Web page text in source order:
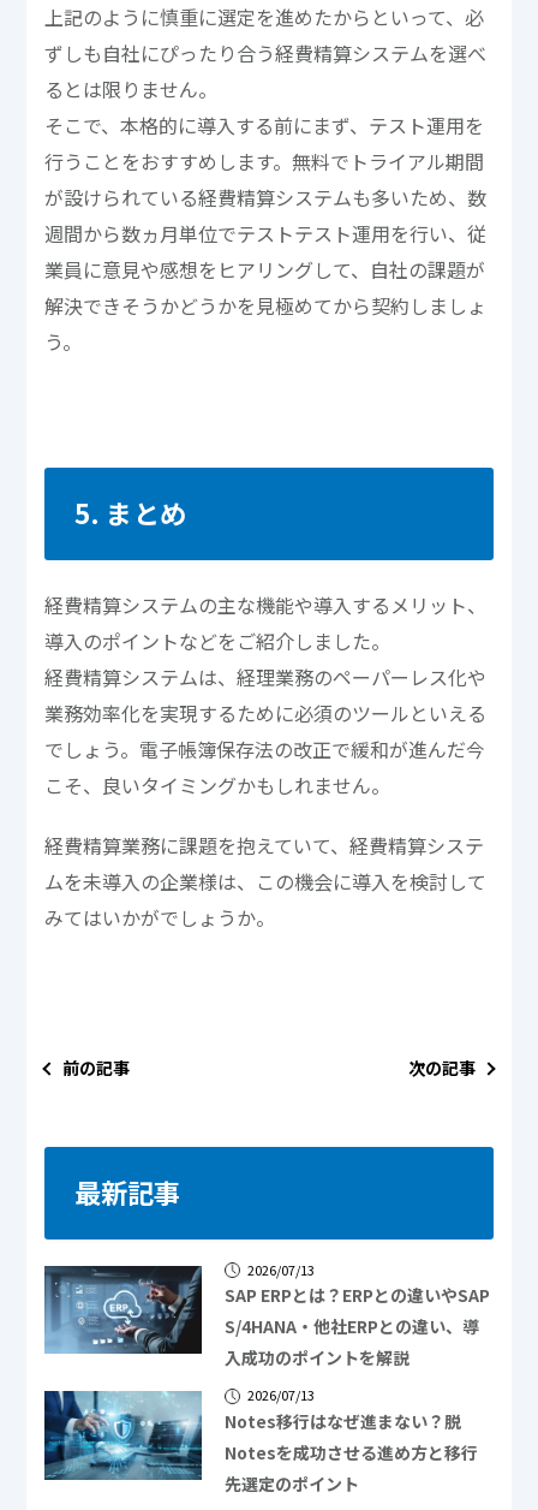
上記のように慎重に選定を進めたからといって、必
ずしも自社にぴったり合う経費精算システムを選べ
るとは限りません。
そこで、本格的に導入する前にまず、テスト運用を
行うことをおすすめします。無料でトライアル期間
が設けられている経費精算システムも多いため、数
週間から数ヵ月単位でテストテスト運用を行い、従
業員に意見や感想をヒアリングして、自社の課題が
解決できそうかどうかを見極めてから契約しましょ
う。
5. まとめ
経費精算システムの主な機能や導入するメリット、
導入のポイントなどをご紹介しました。
経費精算システムは、経理業務のペーパーレス化や
業務効率化を実現するために必須のツールといえる
でしょう。電子帳簿保存法の改正で緩和が進んだ今
こそ、良いタイミングかもしれません。
経費精算業務に課題を抱えていて、経費精算システ
ムを未導入の企業様は、この機会に導入を検討して
みてはいかがでしょうか。
前の記事 次の記事
最新記事
2026/07/13
SAP ERPとは？ERPとの違いやSAP
S/4HANA・他社ERPとの違い、導
入成功のポイントを解説
2026/07/13
Notes移行はなぜ進まない？脱
Notesを成功させる進め方と移行
先選定のポイント